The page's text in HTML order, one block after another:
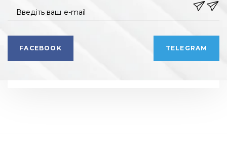
Введіть ваш e-mail
FACEBOOK TELEGRAM